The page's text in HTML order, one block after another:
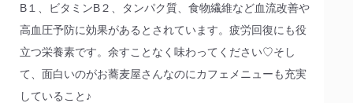
B１、ビタミンB２、タンパク質、食物繊維など血流改善や
高血圧予防に効果があるとされています。疲労回復にも役
立つ栄養素です。余すことなく味わってください♡そし
て、面白いのがお蕎麦屋さんなのにカフェメニューも充実
していること♪